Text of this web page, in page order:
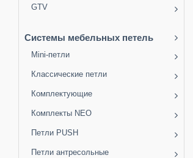
GTV
Системы мебельных петель
Mini-петли
Классические петли
Комплектующие
Комплекты NEO
Петли PUSH
Петли антресольные